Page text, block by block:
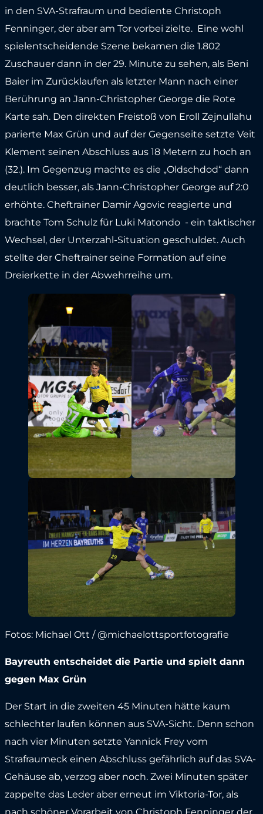
in den SVA-Strafraum und bediente Christoph
Fenninger, der aber am Tor vorbei zielte. Eine wohl
spielentscheidende Szene bekamen die 1.802
Zuschauer dann in der 29. Minute zu sehen, als Beni
Baier im Zurücklaufen als letzter Mann nach einer
Berührung an Jann-Christopher George die Rote
Karte sah. Den direkten Freistoß von Eroll Zejnullahu
parierte Max Grün und auf der Gegenseite setzte Veit
Klement seinen Abschluss aus 18 Metern zu hoch an
(32.). Im Gegenzug machte es die „Oldschdod“ dann
deutlich besser, als Jann-Christopher George auf 2:0
erhöhte. Cheftrainer Damir Agovic reagierte und
brachte Tom Schulz für Luki Matondo - ein taktischer
Wechsel, der Unterzahl-Situation geschuldet. Auch
stellte der Cheftrainer seine Formation auf eine
Dreierkette in der Abwehrreihe um.
Fotos: Michael Ott / @michaelottsportfotografie
Bayreuth entscheidet die Partie und spielt dann
gegen Max Grün
Der Start in die zweiten 45 Minuten hätte kaum
schlechter laufen können aus SVA-Sicht. Denn schon
nach vier Minuten setzte Yannick Frey vom
Strafraumeck einen Abschluss gefährlich auf das SVA-
Gehäuse ab, verzog aber noch. Zwei Minuten später
zappelte das Leder aber erneut im Viktoria-Tor, als
nach schöner Vorarbeit von Christoph Fenninger der